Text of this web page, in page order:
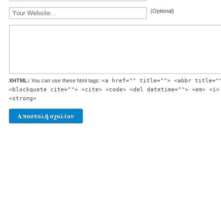
(Optional)
XHTML: You can use these html tags: <a href="" title=""> <abbr
<blockquote cite=""> <cite> <code> <del datetime=""> <em>
<strong>